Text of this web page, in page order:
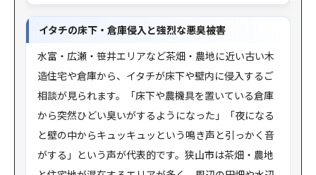
イタチの床下・倉庫侵入と強烈な悪臭被害
水富・広瀬・笹井エリアなど茶畑・農地に近い古い木
造住宅や倉庫から、イタチが床下や壁内に侵入するご
相談が見られます。「床下や農機具を置いている倉庫
から突然ひどい臭いがするようになった」「夜になる
と壁の中からキュッキュッという鳴き声と引っかく音
がする」という声が代表的です。狭山市は茶畑・農地